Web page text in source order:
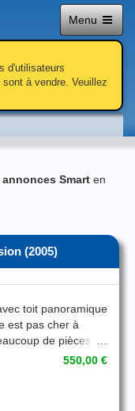
Menu
d'utilisateurs
à vendre. Veuillez
annonces Smart en
(2005)
toit panoramique
est pas cher à
de pièces
bien. Il comprenait
Drive: Roues
places: 2. CT OK
550,00 €